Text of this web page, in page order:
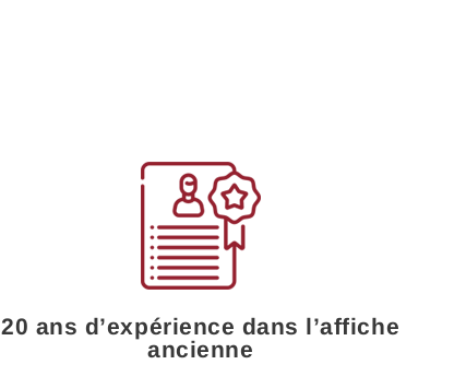
20 ans d’expérience dans l’affiche
ancienne